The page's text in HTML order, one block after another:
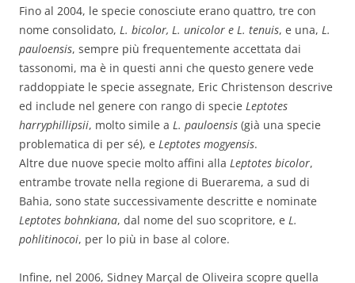
Fino al 2004, le specie conosciute erano quattro, tre con
nome consolidato, L. bicolor, L. unicolor e L. tenuis, e una, L.
pauloensis, sempre più frequentemente accettata dai
tassonomi, ma è in questi anni che questo genere vede
raddoppiate le specie assegnate, Eric Christenson descrive
ed include nel genere con rango di specie Leptotes
harryphillipsii, molto simile a L. pauloensis (già una specie
problematica di per sé), e Leptotes mogyensis.
Altre due nuove specie molto affini alla Leptotes bicolor,
entrambe trovate nella regione di Buerarema, a sud di
Bahia, sono state successivamente descritte e nominate
Leptotes bohnkiana, dal nome del suo scopritore, e L.
pohlitinocoi, per lo più in base al colore.
Infine, nel 2006, Sidney Marçal de Oliveira scopre quella